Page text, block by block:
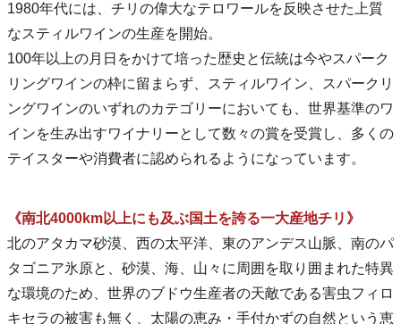
1980年代には、チリの偉大なテロワールを反映させた上質
なスティルワインの生産を開始。
100年以上の月日をかけて培った歴史と伝統は今やスパーク
リングワインの枠に留まらず、スティルワイン、スパークリ
ングワインのいずれのカテゴリーにおいても、世界基準のワ
インを生み出すワイナリーとして数々の賞を受賞し、多くの
テイスターや消費者に認められるようになっています。
《南北4000km以上にも及ぶ国土を誇る一大産地チリ》
北のアタカマ砂漠、西の太平洋、東のアンデス山脈、南のパ
タゴニア氷原と、砂漠、海、山々に周囲を取り囲まれた特異
な環境のため、世界のブドウ生産者の天敵である害虫フィロ
キセラの被害も無く、太陽の恵み・手付かずの自然という恵